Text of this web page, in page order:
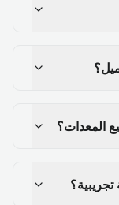
المعدات؟